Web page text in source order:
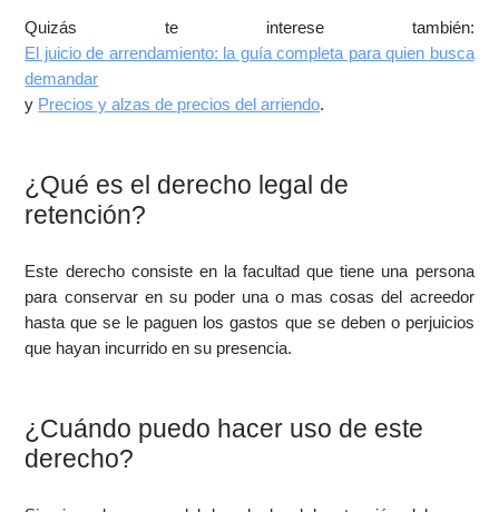
Quizás te interese también:
El juicio de arrendamiento: la guía completa para quien busca
demandar
y Precios y alzas de precios del arriendo.
¿Qué es el derecho legal de
retención?
Este derecho consiste en la facultad que tiene una persona
para conservar en su poder una o mas cosas del acreedor
hasta que se le paguen los gastos que se deben o perjuicios
que hayan incurrido en su presencia.
¿Cuándo puedo hacer uso de este
derecho?